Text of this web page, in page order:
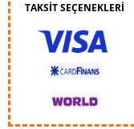
TAKSİT SEÇENEKLERİ